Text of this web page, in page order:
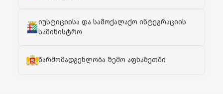
იუსტიციისა და სამოქალაქო ინტეგრაციის
სამინისტრო
წარმომადგენლობა ზემო აფხაზეთში